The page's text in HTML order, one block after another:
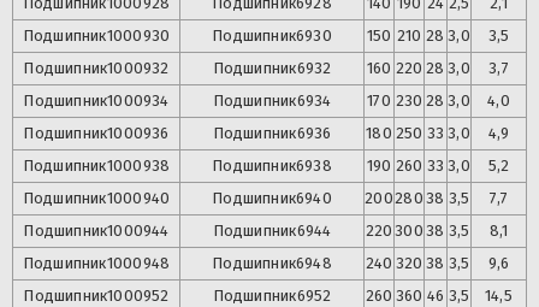
Подшипник1000930 Подшипник6930 150 210 28 3,0
3,5
Подшипник1000932 Подшипник6932 160 220 28 3,0
3,7
Подшипник1000934 Подшипник6934 170 230 28 3,0
4,0
Подшипник1000936 Подшипник6936 180 250 33 3,0
4,9
Подшипник1000938 Подшипник6938 190 260 33 3,0
5,2
Подшипник1000940 Подшипник6940 200280 38 3,5
7,7
Подшипник1000944 Подшипник6944 220 300 38 3,5
8,1
Подшипник1000948 Подшипник6948 240 320 38 3,5
9,6
Подшипник1000952 Подшипник6952 260 360 46 3,5
14,5